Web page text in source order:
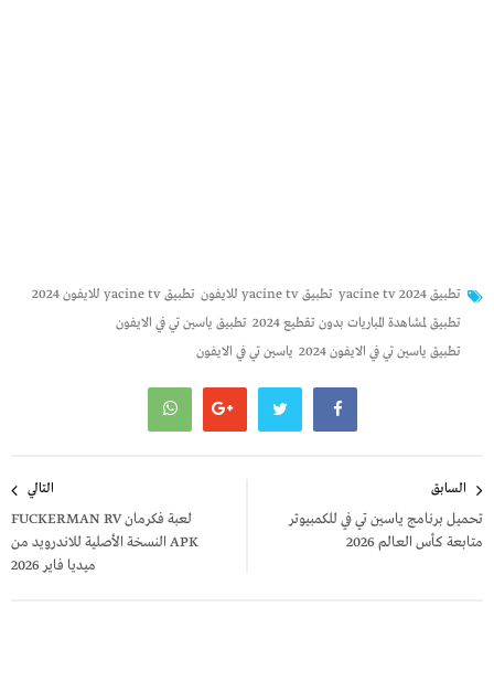
تطبيق yacine tv 2024 تطبيق yacine tv للايفون
تطبيق yacine tv للايفون 2024
تطبيق لمشاهدة المباريات بدون تقطيع 2024
تطبيق ياسين تي في الايفون
تطبيق ياسين تي في الايفون 2024
ياسين تي في الايفون
المقالات
السابق
تحميل برنامج ياسين تي في للكمبيوتر
متابعة كأس العالم 2026
التالي
لعبة فكرمان FUCKERMAN RV
APK النسخة الأصلية للاندرويد من
ميديا فاير 2026